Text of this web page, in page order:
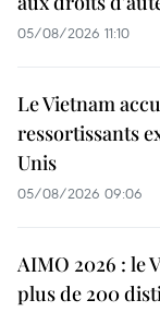
05/08/2026 11:10
Le Vietnam
ressortissants
Unis
05/08/2026 09:06
AIMO 2026 : le
plus de 200